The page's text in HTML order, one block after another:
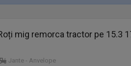
mig remorca tractor pe 15.3
Jante - Anvelope